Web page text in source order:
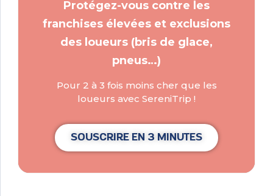
Protégez-vous contre les
franchises élevées et exclusions
des loueurs (bris de glace,
pneus…)
Pour 2 à 3 fois moins cher que les
loueurs avec SereniTrip !
SOUSCRIRE EN 3 MINUTES